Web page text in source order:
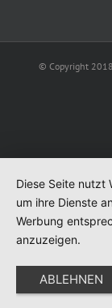
© Copyright
Diese Seite nutzt
um ihre Dienste
Werbung
anzuzeigen.
ABLEHNEN